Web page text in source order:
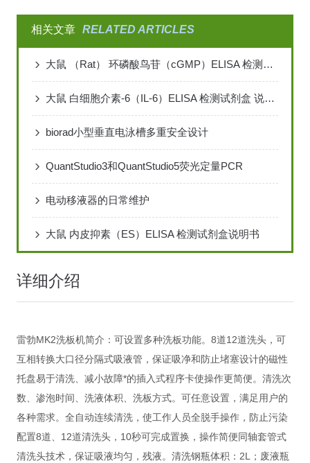
相关文章 RELATED ARTICLES
大鼠 （Rat） 环磷酸鸟苷（cGMP）ELISA 检测试剂盒说明书
大鼠 白细胞介素-6（IL-6）ELISA 检测试剂盒 说明书
biorad小型垂直电泳槽多重安全设计
QuantStudio3和QuantStudio5荧光定量PCR
电动移液器的日常维护
大鼠 内皮抑素（ES）ELISA 检测试剂盒说明书
详细介绍
雷勃MK2洗板机简介：可设置多种洗板功能。8道12道洗头，可
互相转换大口径分隔式吸液管，保证吸净和防止堵塞设计的磁性
托盘易于清洗、减小故障*的插入式程序卡使操作更简便。清洗次
数、渗泡时间、洗液体积、洗板方式。可任意设置，满足用户的
各种需求。全自动连续清洗，使工作人员全脱手操作，防止污染
配置8道、12道清洗头，10秒可完成置换，操作简便同轴套管式
清洗头技术，保证吸液均匀，残液。清洗钢瓶体积：2L；废液瓶